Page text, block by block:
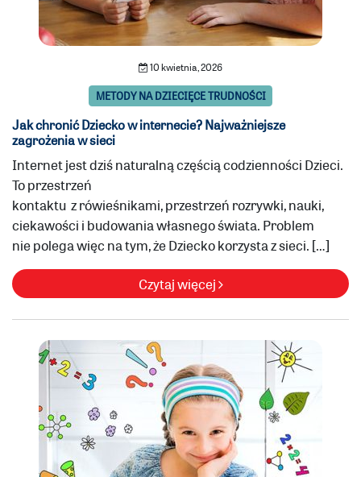
10 kwietnia, 2026
METODY NA DZIECIĘCE TRUDNOŚCI
Jak chronić Dziecko w internecie? Najważniejsze
zagrożenia w sieci
Internet jest dziś naturalną częścią codzienności Dzieci.
To przestrzeń
kontaktu z rówieśnikami, przestrzeń rozrywki, nauki,
ciekawości i budowania własnego świata. Problem
nie polega więc na tym, że Dziecko korzysta z sieci. […]
Czytaj więcej